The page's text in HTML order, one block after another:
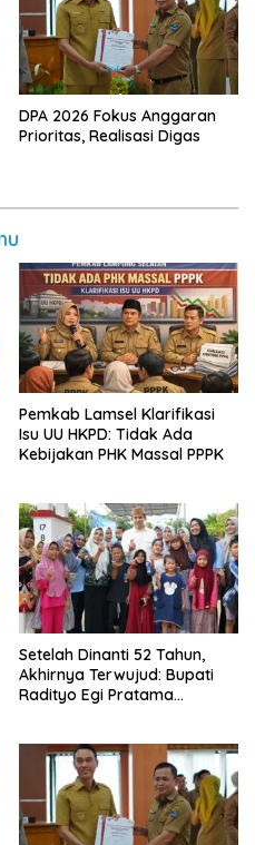
DPA 2026 Fokus Anggaran
Prioritas, Realisasi Digas
Pemkab Lamsel Klarifikasi
Isu UU HKPD: Tidak Ada
Kebijakan PHK Massal PPPK
Setelah Dinanti 52 Tahun,
Akhirnya Terwujud: Bupati
Radityo Egi Pratama